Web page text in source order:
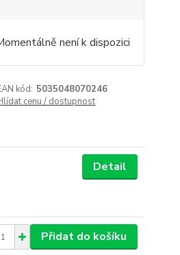
není k dispozici
kód: 5035048070246
cenu / dostupnost
Detail
Přidat do košíku